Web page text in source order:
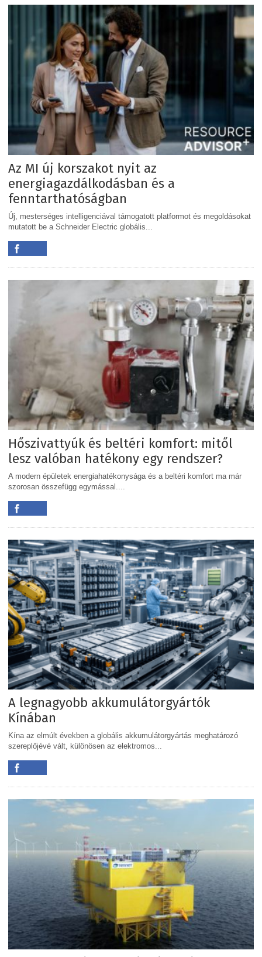
Az MI új korszakot nyit az
energiagazdálkodásban és a
fenntarthatóságban
Új, mesterséges intelligenciával támogatott platformot és megoldásokat
mutatott be a Schneider Electric globális...
Hőszivattyúk és beltéri komfort: mitől
lesz valóban hatékony egy rendszer?
A modern épületek energiahatékonysága és a beltéri komfort ma már
szorosan összefügg egymással....
A legnagyobb akkumulátorgyártók
Kínában
Kína az elmúlt években a globális akkumulátorgyártás meghatározó
szereplőjévé vált, különösen az elektromos...